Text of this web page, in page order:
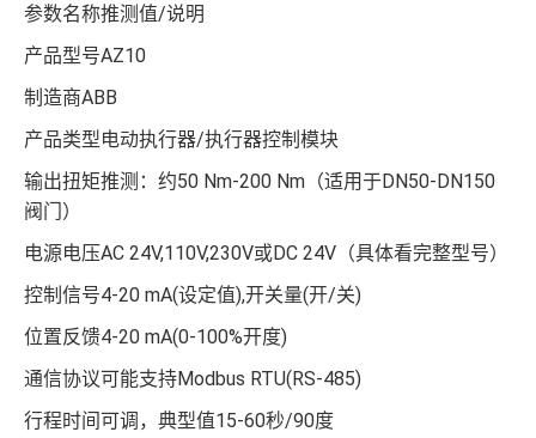
参数名称推测值/说明
产品型号AZ10
制造商ABB
产品类型电动执行器/执行器控制模块
输出扭矩推测：约50 Nm-200 Nm（适用于DN50-DN150
阀门）
电源电压AC 24V,110V,230V或DC 24V（具体看完整型号）
控制信号4-20 mA(设定值),开关量(开/关)
位置反馈4-20 mA(0-100%开度)
通信协议可能支持Modbus RTU(RS-485)
行程时间可调，典型值15-60秒/90度